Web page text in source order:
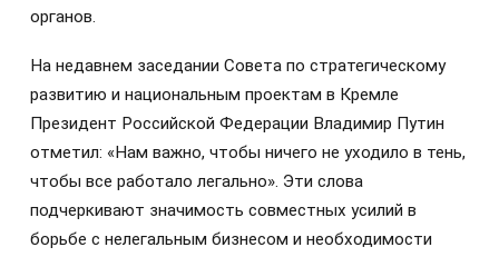
органов.
На недавнем заседании Совета по стратегическому
развитию и национальным проектам в Кремле
Президент Российской Федерации Владимир Путин
отметил: «Нам важно, чтобы ничего не уходило в тень,
чтобы все работало легально». Эти слова
подчеркивают значимость совместных усилий в
борьбе с нелегальным бизнесом и необходимости